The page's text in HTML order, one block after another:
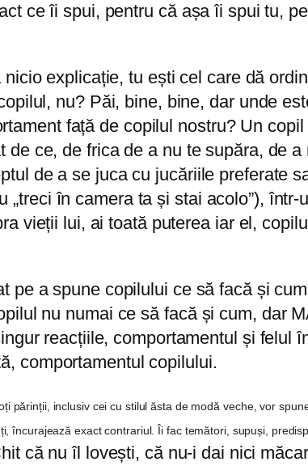
ce îi spui, pentru că așa îi spui tu,
explicație, tu ești cel care dă
nu? Păi, bine, bine, dar unde
față de copilul nostru? Un
ce, de frica de a nu te supăra, de
de a se juca cu jucăriile preferate
„treci în camera ta și stai acolo”),
vieții lui, ai toată puterea iar el,
pe a spune copilului ce să facă și
nu numai ce să facă și cum, dar
reacțiile, comportamentul și felul
comportamentul copilului.
părinții, inclusiv cei cu stilul ăsta de modă veche, vor
încurajează exact contrariul. Îi fac temători, supuși,
că nu îl lovești, că nu-i dai nici